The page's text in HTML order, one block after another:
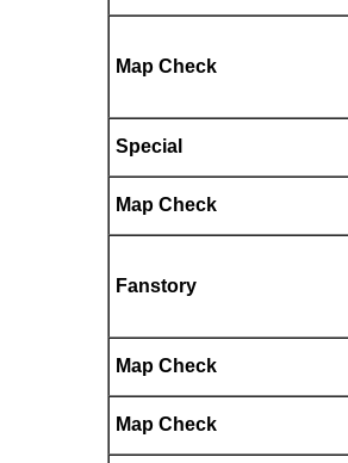
Map Check
Special
Map Check
Fanstory
Map Check
Map Check